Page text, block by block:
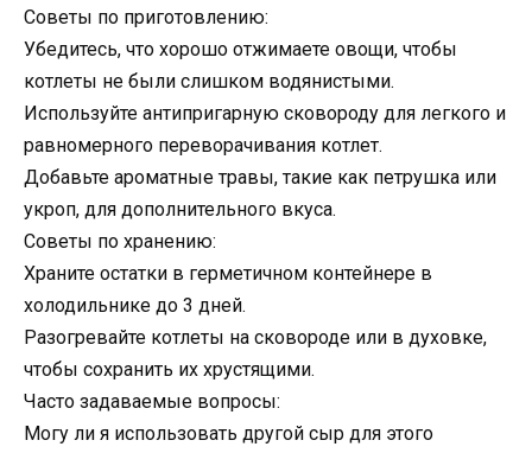
Советы по приготовлению:
Убедитесь, что хорошо отжимаете овощи, чтобы
котлеты не были слишком водянистыми.
Используйте антипригарную сковороду для легкого и
равномерного переворачивания котлет.
Добавьте ароматные травы, такие как петрушка или
укроп, для дополнительного вкуса.
Советы по хранению:
Храните остатки в герметичном контейнере в
холодильнике до 3 дней.
Разогревайте котлеты на сковороде или в духовке,
чтобы сохранить их хрустящими.
Часто задаваемые вопросы:
Могу ли я использовать другой сыр для этого